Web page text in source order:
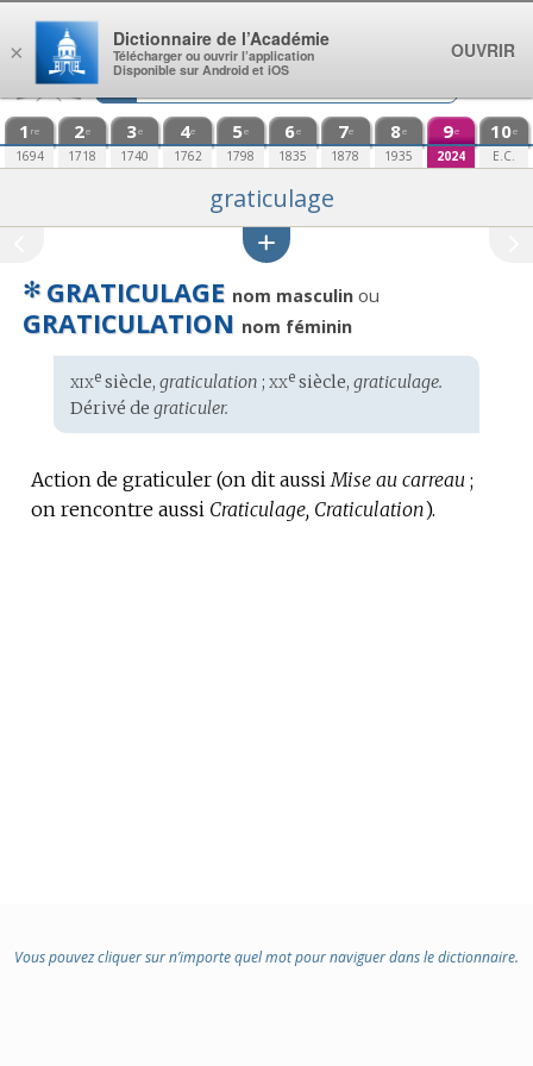
Aller au contenu
1 re
1694
2e
1718
3e
1740
4e
1762
5e
1798
6e
1835
7e
1878
8e
1935
9e
2024
10e
E.C.
graticulage
✻ GRATICULAGE nom masculin ou
GRATICULATION nom féminin
Étymologie
:
xixesiècle, graticulation ; xxesiècle, graticulage.
Dérivé de graticuler.
Action de graticuler (on dit aussi Mise au carreau ;
on rencontre aussi Craticulage, Craticulation).
Vous pouvez cliquer sur n’importe quel mot pour naviguer dans le dictionnaire.
×
Dictionnaire de l’Académie
Télécharger ou ouvrir l’application
Disponible sur Android et iOS
OUVRIR